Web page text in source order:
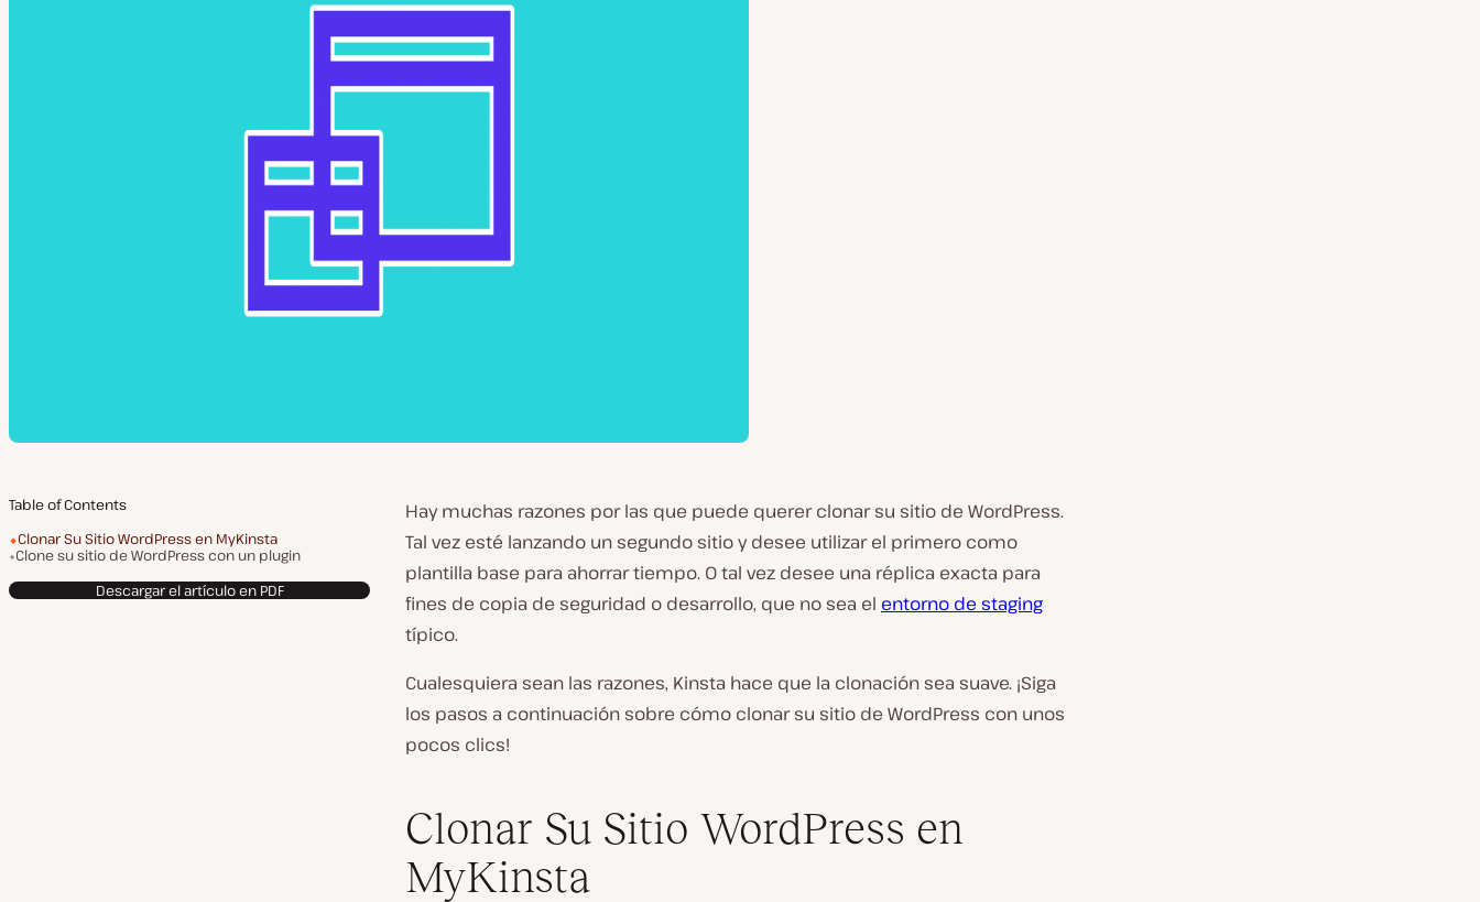
Table of Contents
Clonar Su Sitio WordPress en MyKinsta
Clone su sitio de WordPress con un plugin
Descargar el artículo en PDF
Hay muchas razones por las que puede querer clonar su sitio de WordPress.
Tal vez esté lanzando un segundo sitio y desee utilizar el primero como
plantilla base para ahorrar tiempo. O tal vez desee una réplica exacta para
fines de copia de seguridad o desarrollo, que no sea el entorno de staging
típico.
Cualesquiera sean las razones, Kinsta hace que la clonación sea suave. ¡Siga
los pasos a continuación sobre cómo clonar su sitio de WordPress con unos
pocos clics!
Clonar Su Sitio WordPress en
MyKinsta